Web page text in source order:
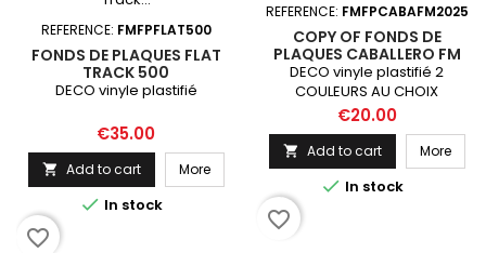
REFERENCE: FMFPFLAT500
FONDS DE PLAQUES FLAT
TRACK 500
DECO vinyle plastifié
Price
€35.00
 Add to cart More
 In stock
favorite_border
REFERENCE: FMFPCABAFM2025
COPY OF FONDS DE
PLAQUES CABALLERO FM
DECO vinyle plastifié 2
COULEURS AU CHOIX
Price
€20.00
 Add to cart More
 In stock
favorite_border